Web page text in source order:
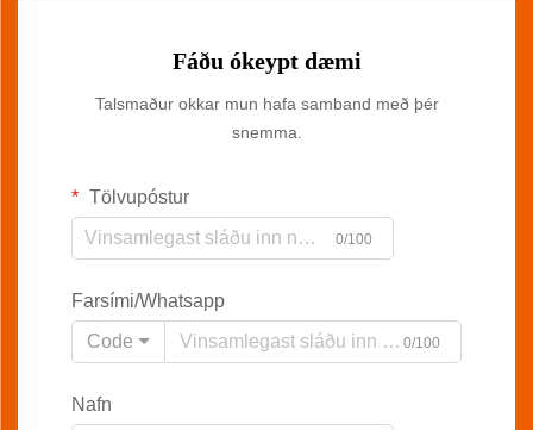
Fáðu ókeypt dæmi
Talsmaður okkar mun hafa samband með þér
snemma.
Tölvupóstur
0/100
Farsími/Whatsapp
Code
0/100
Nafn